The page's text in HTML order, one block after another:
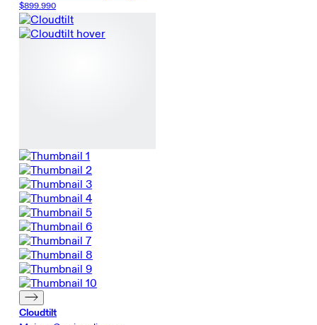
$899.990
Cloudtilt